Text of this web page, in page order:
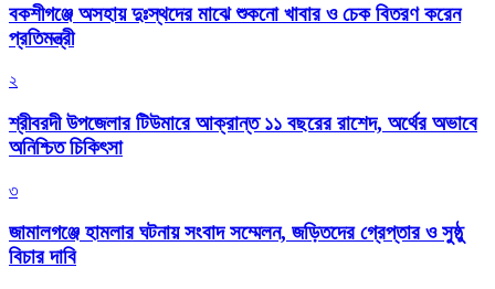
বকশীগঞ্জে অসহায় দুঃস্থদের মাঝে শুকনো খাবার ও চেক বিতরণ করেন
প্রতিমন্ত্রী
২
শ্রীবরদী উপজেলার টিউমারে আক্রান্ত ১১ বছরের রাশেদ, অর্থের অভাবে
অনিশ্চিত চিকিৎসা
৩
জামালগঞ্জে হামলার ঘটনায় সংবাদ সম্মেলন, জড়িতদের গ্রেপ্তার ও সুষ্ঠু
বিচার দাবি